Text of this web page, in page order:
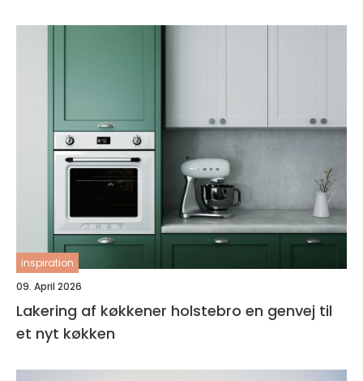
inspiration
09. April 2026
Lakering af køkkener holstebro en genvej til
et nyt køkken